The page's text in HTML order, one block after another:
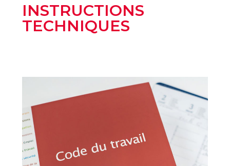
INSTRUCTIONS
TECHNIQUES